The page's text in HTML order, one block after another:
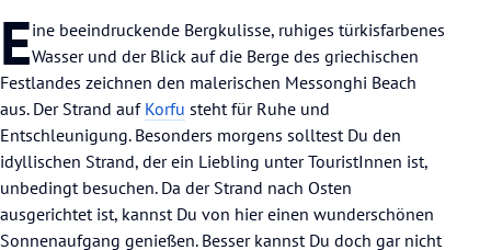
Eine beeindruckende Bergkulisse, ruhiges türkisfarbenes
Wasser und der Blick auf die Berge des griechischen
Festlandes zeichnen den malerischen Messonghi Beach
aus. Der Strand auf Korfu steht für Ruhe und
Entschleunigung. Besonders morgens solltest Du den
idyllischen Strand, der ein Liebling unter TouristInnen ist,
unbedingt besuchen. Da der Strand nach Osten
ausgerichtet ist, kannst Du von hier einen wunderschönen
Sonnenaufgang genießen. Besser kannst Du doch gar nicht